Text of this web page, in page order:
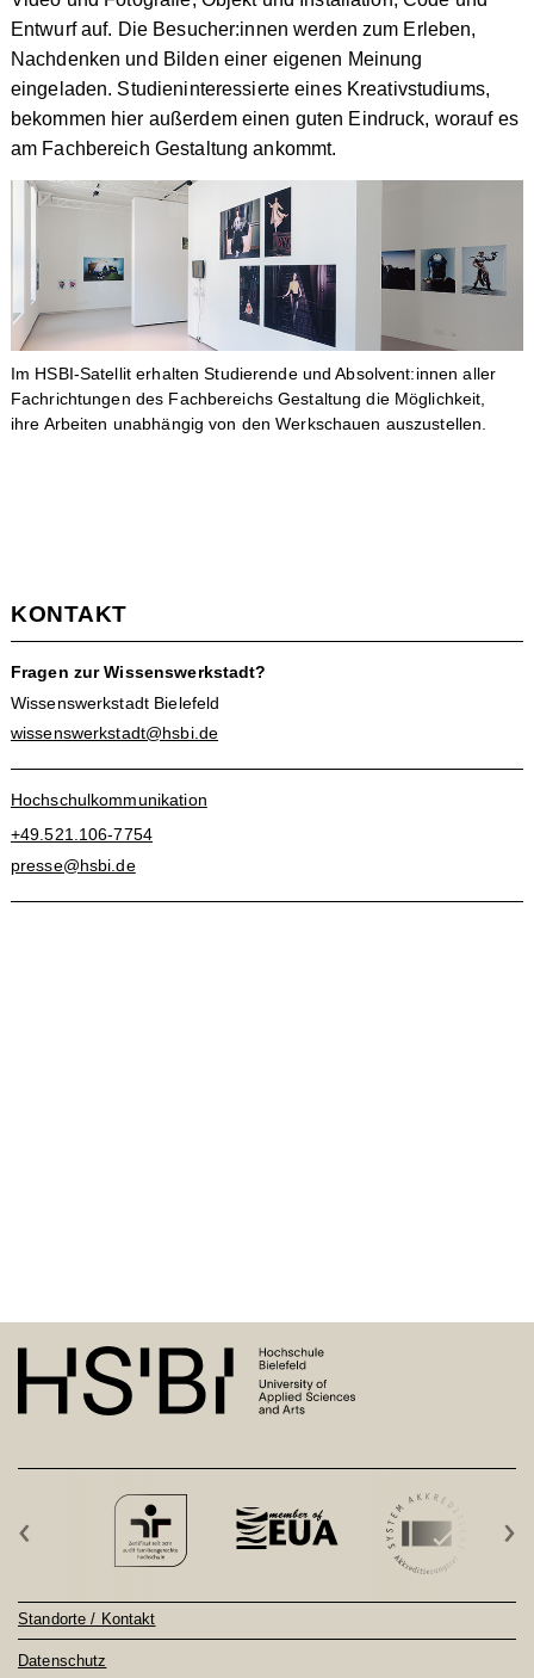
Entwurf auf. Die Besucher:innen werden zum Erleben,
Nachdenken und Bilden einer eigenen Meinung
eingeladen. Studieninteressierte eines Kreativstudiums,
bekommen hier außerdem einen guten Eindruck, worauf es
am Fachbereich Gestaltung ankommt.
Im HSBI-Satellit erhalten Studierende und Absolvent:innen aller
Fachrichtungen des Fachbereichs Gestaltung die Möglichkeit,
ihre Arbeiten unabhängig von den Werkschauen auszustellen.
KONTAKT
Fragen zur Wissenswerkstadt?
Wissenswerkstadt Bielefeld
wissenswerkstadt@hsbi.de
Hochschulkommunikation
+49.521.106-7754
presse@hsbi.de
‹ ›
Standorte / Kontakt
Datenschutz